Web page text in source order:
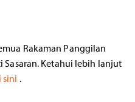
Rakaman Panggilan
Ketahui lebih lanjut
sini .